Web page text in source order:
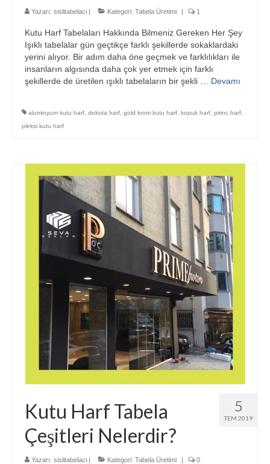
Blog
Bilgi Bankası
Tabela Üretimi
İletişim
Yazarı: sislitabelaci | Kategori: Tabela Üretimi | 1
Kutu Harf Tabelaları Hakkında Bilmeniz Gereken Her Şey
Işıklı tabelalar gün geçtikçe farklı şekillerde sokaklardaki
yerini alıyor. Bir adım daha öne geçmek ve farklılıkları ile
insanların algısında daha çok yer etmek için farklı
şekillerde de üretilen ışıklı tabelaların bir şekli … Devamı
aluminyum kutu harf dekota harf gold krom kutu harf kopuk harf pirinc harf
pleksi kutu harf
5
TEM 2019
Kutu Harf Tabela
Çeşitleri Nelerdir?
Yazarı: sislitabelaci | Kategori: Tabela Üretimi | 0